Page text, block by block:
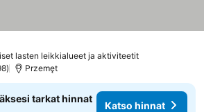
lasten leikkialueet ja aktiviteetit
Przemęt
tarkat hinnat
Katso hinnat